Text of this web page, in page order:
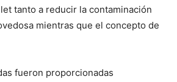
tanto a reducir la contaminación
mientras que el concepto de
fueron proporcionadas